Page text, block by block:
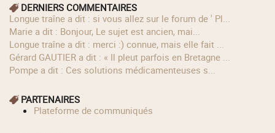
DERNIERS COMMENTAIRES
longue traîne a dit : si vous allez sur le forum de ' Pl...
Marie a dit : Bonjour, Le sujet est ancien, mai...
longue traîne a dit : merci :) connue, mais elle fait ...
Gérard GAUTIER a dit : « Il pleut parfois en Bretagne ...
Pompe a dit : Ces solutions médicamenteuses s...
PARTENAIRES
Plateforme de communiqués